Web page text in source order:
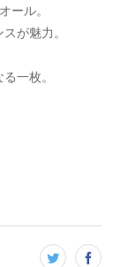
ール。
が魅力。
一枚。